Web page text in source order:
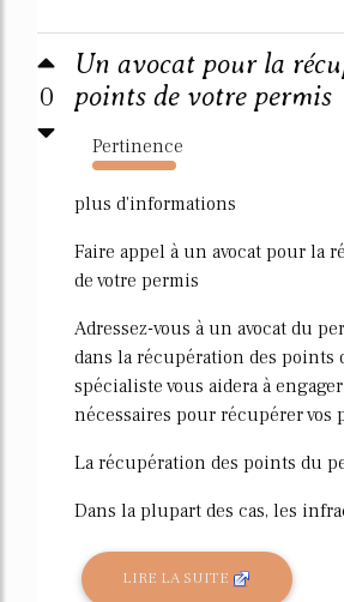
0
Un avocat pour la
points de votre permis
Pertinence
4510%
plus d'informations
Faire appel à un avocat pour la
de votre permis
Adressez-vous à un avocat du
dans la récupération des points
spécialiste vous aidera à
nécessaires pour récupérer vos
La récupération des points du
Dans la plupart des cas, les
LIRE LA SUITE